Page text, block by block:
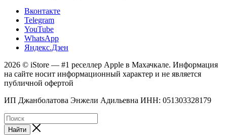
Вконтакте
Telegram
YouTube
WhatsApp
Яндекс.Дзен
2026 © iStore — #1 реселлер Apple в Махачкале. Информация
на сайте носит информационный характер и не является
публичной офертой
ИП Джанболатова Энжели Адильевна ИНН: 051303328179
Найти